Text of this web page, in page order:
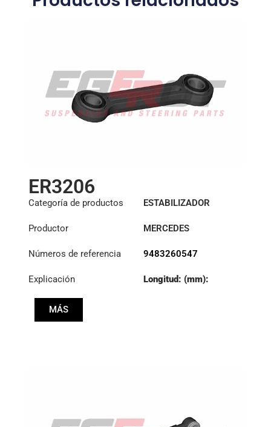
ER3206
Categoría de productos ESTABILIZADOR
Productor MERCEDES
Números de referencia 9483260547
Explicación
Longitud: (mm):
MÁS